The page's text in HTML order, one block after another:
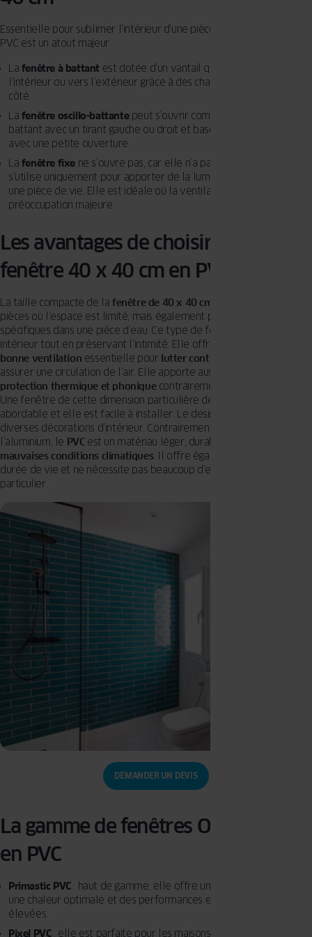
Essentielle pour sublimer l’intérieur d’une pièce à vivre, la fenêtre
PVC est un atout majeur.
La fenêtre à battant est dotée d’un vantail qui s’ouvre vers
l’intérieur ou vers l’extérieur grâce à des charnières situées sur le
côté.
La fenêtre oscillo-battantepeut s’ouvrir comme des fenêtres à
battant avec un tirant gauche ou droit et basculer vers l’intérieur
avec une petite ouverture.
La fenêtre fixe ne s’ouvre pas, car elle n’a pas d’ouvrant. Elle
s’utilise uniquement pour apporter de la lumière naturelle dans
une pièce de vie. Elle est idéale où la ventilation n’est pas une
préoccupation majeure.
Les avantages de choisir une
fenêtre 40 x 40 cm en PVC
La taille compacte de la fenêtre de 40 x 40 cm
pièces où l’espace est limité, mais également pour des intégrations
spécifiques dans une pièce d’eau. Ce type de fenêtre illumine un
intérieur tout en préservant l’intimité. Elle offre également une
bonne ventilation essentielle pour lutter contre l’humidité
assurer une circulation de l’air. Elle apporte aussi une meilleure
protection thermique et phoniquecontrairement à l’alu ou au bois.
Une fenêtre de cette dimension particulière détient un prix plus
abordable et elle est facile à installer. Le design blanc s’adapte aux
diverses décorations d’intérieur. Contrairement au bois et à
l’aluminium, le PVCest un matériau léger, durable et
mauvaises conditions climatiques. Il offre également une longue
durée de vie et ne nécessite pas beaucoup d’entretien de la part du
particulier.
DEMANDER UN DEVIS
La gamme de fenêtres OKNOPLAST
en PVC
Primastic PVC: haut de gamme, elle offre une vue panoramique,
une chaleur optimale et des performances environnementales
élevées.
Pixel PVC: elle est parfaite pour les maisons modernes, les villas